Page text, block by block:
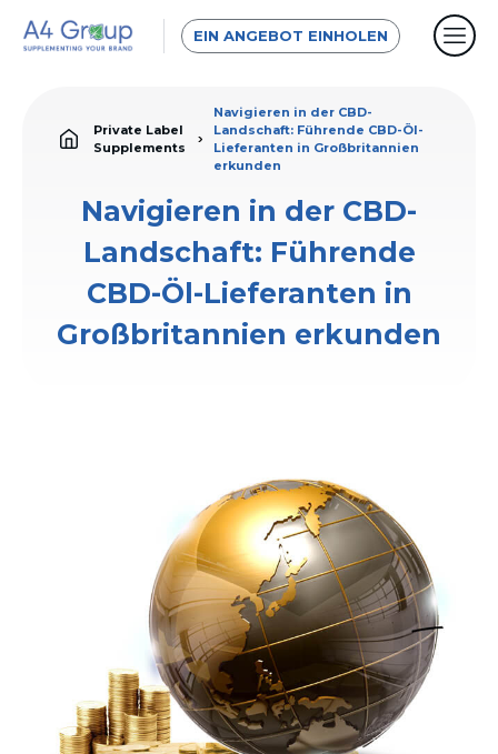
EIN ANGEBOT EINHOLEN
Private Label
Supplements
Navigieren in der CBD-
Landschaft: Führende CBD-Öl-
Lieferanten in Großbritannien
erkunden
Navigieren in der CBD-
Landschaft: Führende
CBD-Öl-Lieferanten in
Großbritannien erkunden